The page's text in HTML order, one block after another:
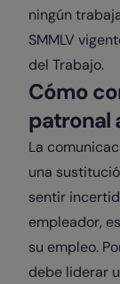
ningún
SMMLV
del Trabajo.
Cómo
patronal
La
una
sentir
empleador,
su empleo.
debe liderar